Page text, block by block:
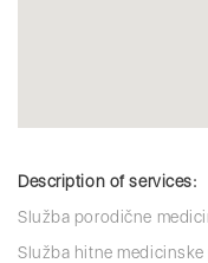
Description of services:
Služba porodične
Služba hitne